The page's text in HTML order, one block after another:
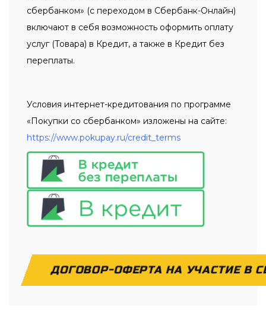
сбербанком» (с переходом в Сбербанк-Онлайн)
включают в себя возможность оформить оплату
услуг (Товара) в Кредит, а также в Кредит без
переплаты.
Условия интернет-кредитования по программе
«Покупки со сбербанком» изложены на сайте:
https://www.pokupay.ru/credit_terms
ДОГОВОР-ОФЕРТА НА УЧАСТИЕ В